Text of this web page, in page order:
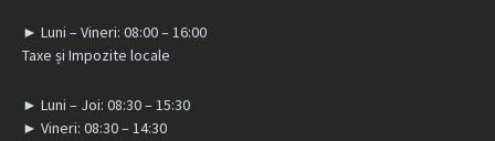
► Luni – Vineri: 08:00 – 16:00
Taxe și Impozite locale
► Luni – Joi: 08:30 – 15:30
► Vineri: 08:30 – 14:30